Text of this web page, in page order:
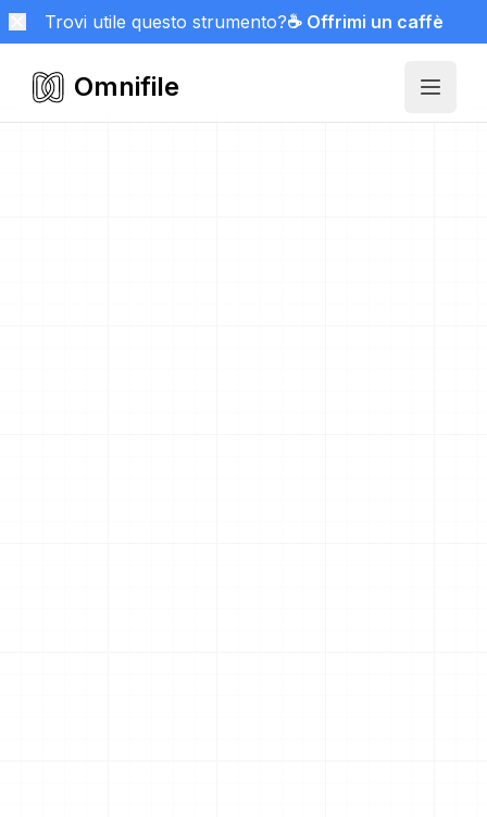
Trovi utile questo strumento?☕ Offrimi un caffè
Omnifile